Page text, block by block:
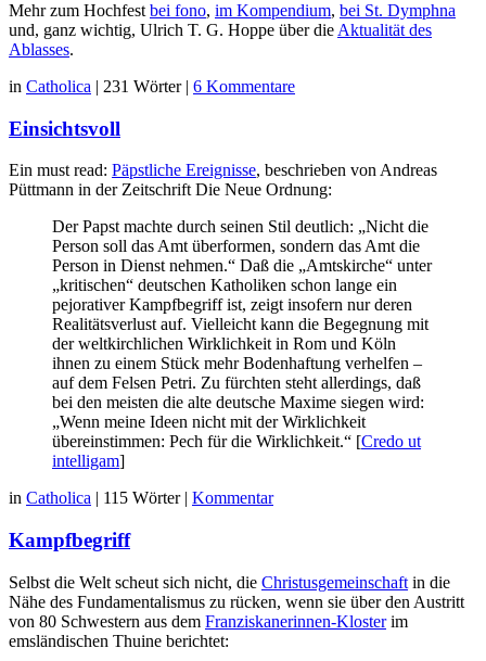
Mehr zum Hochfest bei fono, im Kompendium, bei St. Dymphna
und, ganz wichtig, Ulrich T. G. Hoppe über die Aktualität des
Ablasses.
in Catholica | 231 Wörter | 6 Kommentare
Einsichtsvoll
Ein must read: Päpstliche Ereignisse, beschrieben von Andreas
Püttmann in der Zeitschrift Die Neue Ordnung:
Der Papst machte durch seinen Stil deutlich: „Nicht die
Person soll das Amt überformen, sondern das Amt die
Person in Dienst nehmen.“ Daß die „Amtskirche“ unter
„kritischen“ deutschen Katholiken schon lange ein
pejorativer Kampfbegriff ist, zeigt insofern nur deren
Realitätsverlust auf. Vielleicht kann die Begegnung mit
der weltkirchlichen Wirklichkeit in Rom und Köln
ihnen zu einem Stück mehr Bodenhaftung verhelfen –
auf dem Felsen Petri. Zu fürchten steht allerdings, daß
bei den meisten die alte deutsche Maxime siegen wird:
„Wenn meine Ideen nicht mit der Wirklichkeit
übereinstimmen: Pech für die Wirklichkeit.“ [Credo ut
intelligam]
in Catholica 115 Wörter Kommentar
Kampfbegriff
Selbst die Welt scheut sich nicht, die Christusgemeinschaft in die
Nähe des Fundamentalismus zu rücken, wenn sie über den Austritt
von 80 Schwestern aus dem Franziskanerinnen-Klosterim
emsländischen Thuine berichtet: